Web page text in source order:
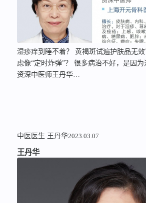
湿疹痒到睡不着？ 黄褐斑试遍护肤品无效？ 更年期潮热、焦
虑像“定时炸弹”？ 很多病治不好，是因为没找到“病根”——
资深中医师王丹华…
中医医生 王丹华2023.03.07
王丹华